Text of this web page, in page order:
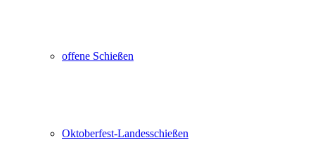
offene Schießen
Oktoberfest-Landesschießen